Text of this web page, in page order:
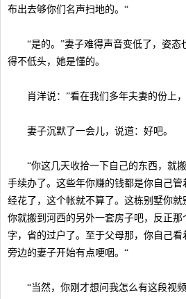
布出去够你们名声扫地的。“
“是的。”妻子难得声音变低了，姿态
得不低头，她是懂的。
肖洋说：”看在我们多年夫妻的份上，
妻子沉默了一会儿，说道：好吧。
“你这几天收拾一下自己的东西，就搬
手续办了。这些年你赚的钱都是你自己
经花了，这个帐就不算了。这栋别墅你就
你就搬到河西的另外一套房子吧，反正那
字，省的过户了。至于父母那，你自己看
旁边的妻子开始有点哽咽。“
“当然，你刚才想问我怎么有这段视频